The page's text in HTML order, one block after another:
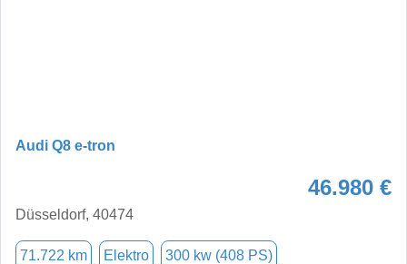
Audi Q8 e-tron
46.980 €
Düsseldorf, 40474
71.722 km Elektro 300 kw (408 PS)